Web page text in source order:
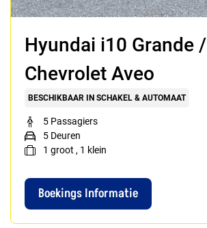
Hyundai i10 Grande /
Chevrolet Aveo
BESCHIKBAAR IN SCHAKEL & AUTOMAAT
5 Passagiers
5 Deuren
1 groot , 1 klein
Boekings Informatie